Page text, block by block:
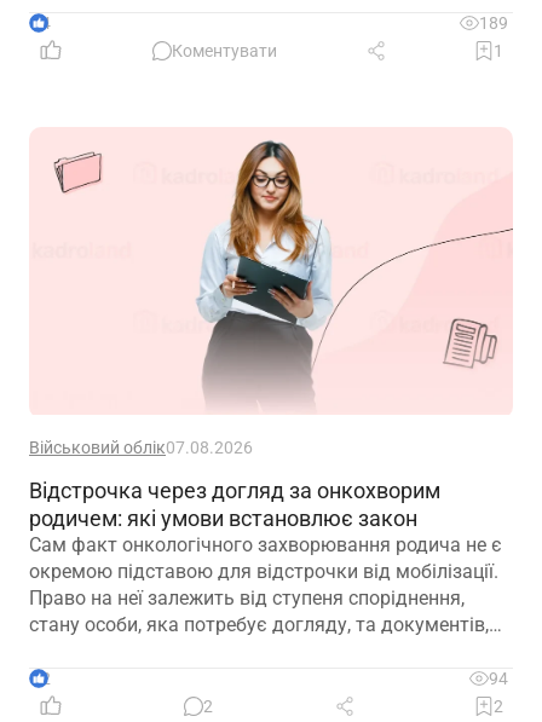
зафіксувати домовленість між працівником і
роботодавцем.
4
189
Коментувати
1
Військовий облік07.08.2026
Відстрочка через догляд за онкохворим
родичем: які умови встановлює закон
Сам факт онкологічного захворювання родича не є
окремою підставою для відстрочки від мобілізації.
Право на неї залежить від ступеня споріднення,
стану особи, яка потребує догляду, та документів,
2
94
2
2